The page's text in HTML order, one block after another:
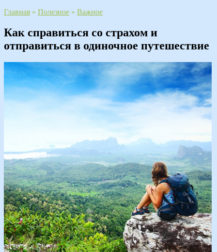
Главная » Полезное » Важное
Как справиться со страхом и
отправиться в одиночное путешествие